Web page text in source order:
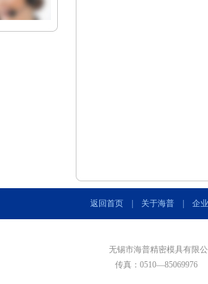
返回首页 关于海普 企
无锡市海普精密模具有
传真：